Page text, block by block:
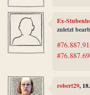
Ex-
zuletzt
robert29,